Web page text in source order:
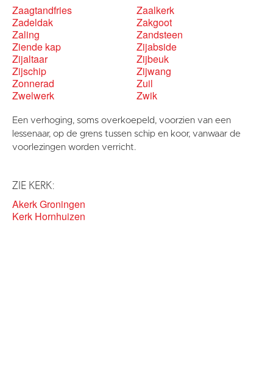
Zaagtandfries
Zaalkerk
Zadeldak
Zakgoot
Zaling
Zandsteen
Ziende kap
Zijabside
Zijaltaar
Zijbeuk
Zijschip
Zijwang
Zonnerad
Zuil
Zwelwerk
Zwik
Een verhoging, soms overkoepeld, voorzien van een
lessenaar, op de grens tussen schip en koor, vanwaar de
voorlezingen worden verricht.
ZIE KERK:
Akerk Groningen
Kerk Hornhuizen